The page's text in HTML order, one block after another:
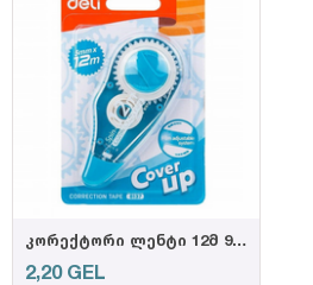
კორექტორი ლენტი 12მ 912
2,20 GEL